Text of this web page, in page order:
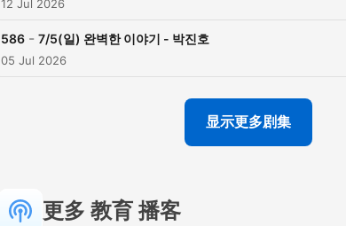
12 Jul 2026
586 - 7/5(일) 완벽한 이야기 - 박진호
05 Jul 2026
显示更多剧集
更多 教育 播客